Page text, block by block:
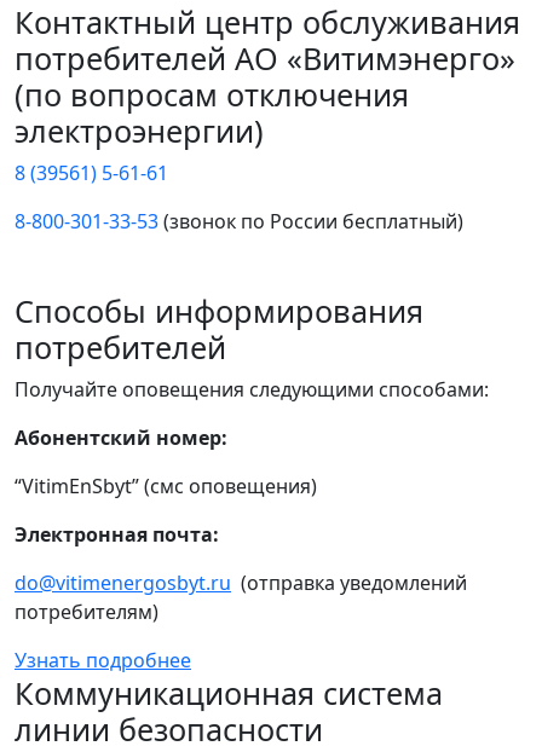
Контактный центр обслуживания
потребителей АО «Витимэнерго»
(по вопросам отключения
электроэнергии)
8 (39561) 5-61-61
8-800-301-33-53(звонок по России бесплатный)
Способы информирования
потребителей
Получайте оповещения следующими способами:
Абонентский номер:
“VitimEnSbyt” (смс оповещения)
Электронная почта:
do@vitimenergosbyt.ru (отправка уведомлений
потребителям)
Узнать подробнее
Коммуникационная система
линии безопасности